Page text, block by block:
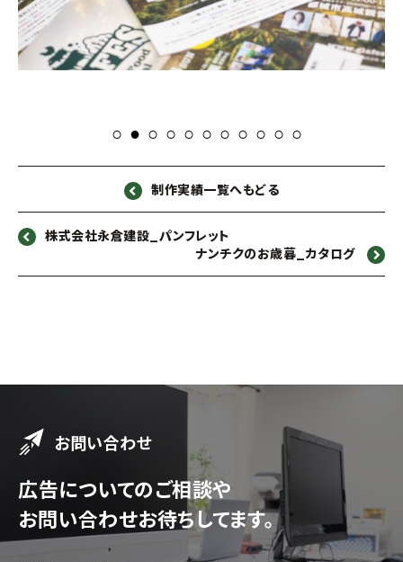
制作実績一覧へもどる
株式会社永倉建設_パンフレット
ナンチクのお歳暮_カタログ
お問い合わせ
広告についてのご相談や
お問い合わせお待ちしてます。